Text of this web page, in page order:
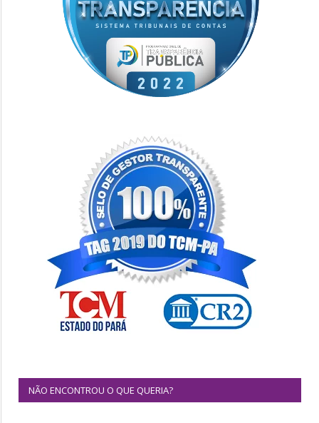
NÃO ENCONTROU O QUE QUERIA?